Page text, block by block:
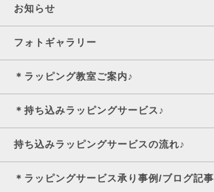
お知らせ
フォトギャラリー
＊ラッピング教室ご案内♪
＊持ち込みラッピングサービス♪
持ち込みラッピングサービスの流れ♪
＊ラッピングサービス承り事例/ブログ記事